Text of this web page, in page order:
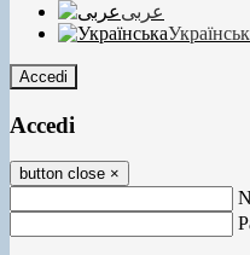
عربى
Accedi
Accedi
button close ×